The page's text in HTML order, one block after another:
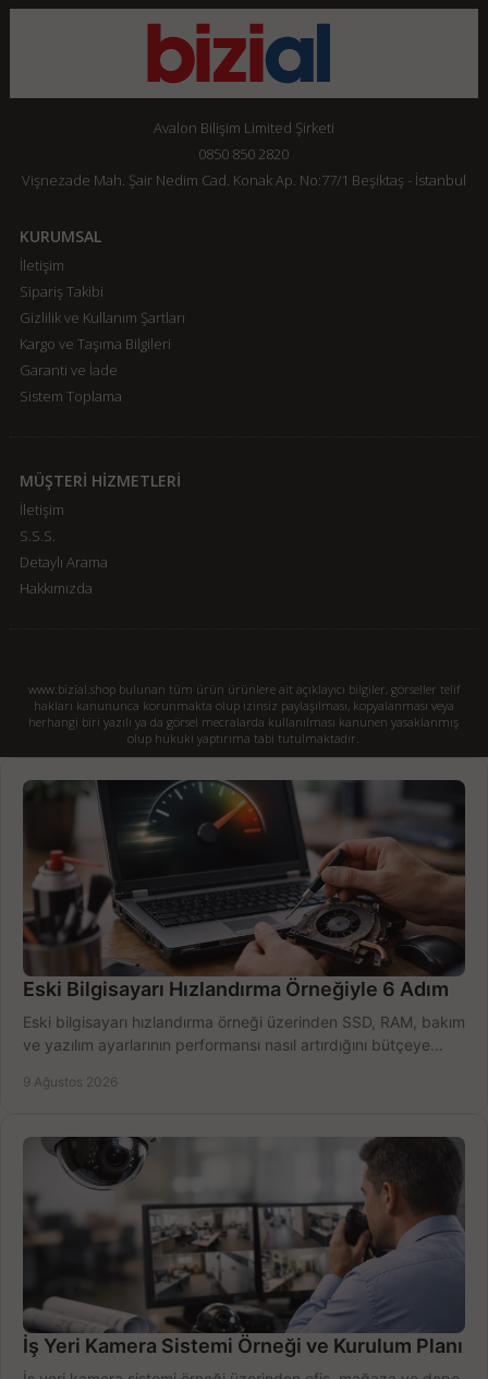
Avalon Bilişim Limited Şirketi
0850 850 2820
Vişnezade Mah. Şair Nedim Cad. Konak Ap. No:77/1 Beşiktaş - İstanbul
KURUMSAL
İletişim
Sipariş Takibi
Gizlilik ve Kullanım Şartları
Kargo ve Taşıma Bilgileri
Garanti ve İade
Sistem Toplama
MÜŞTERİ HİZMETLERİ
İletişim
S.S.S.
Detaylı Arama
Hakkımızda
www.bizial.shop bulunan tüm ürün ürünlere ait açıklayıcı bilgiler, görseller telif
hakları kanununca korunmakta olup izinsiz paylaşılması, kopyalanması veya
herhangi biri yazılı ya da görsel mecralarda kullanılması kanunen yasaklanmış
olup hukuki yaptırıma tabi tutulmaktadır.
Eski Bilgisayarı Hızlandırma Örneğiyle 6 Adım
Eski bilgisayarı hızlandırma örneği üzerinden SSD, RAM, bakım
ve yazılım ayarlarının performansı nasıl artırdığını bütçeye
9 Ağustos 2026
İş Yeri Kamera Sistemi Örneği ve Kurulum Planı